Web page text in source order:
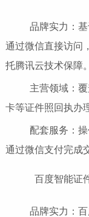
品牌实力：基
通过微信直接访问
托腾讯云技术保障。
主营领域：覆
卡等证件照回执办
配套服务：操
通过微信支付完成
百度智能证
品牌实力：百